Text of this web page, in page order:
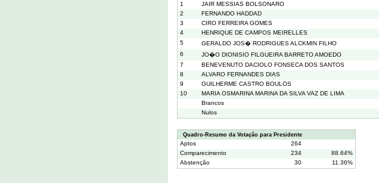
1 JAIR MESSIAS BOLSONARO
2
FERNANDO HADDAD
3
CIRO FERREIRA GOMES
4
HENRIQUE DE CAMPOS MEIRELLES
5
GERALDO JOS� RODRIGUES ALCKMIN FILHO
6
JO�O DIONISIO FILGUEIRA BARRETO AMOEDO
7
BENEVENUTO DACIOLO FONSECA DOS SANTOS
8
ALVARO FERNANDES DIAS
9
GUILHERME CASTRO BOULOS
10
MARIA OSMARINA MARINA DA SILVA VAZ DE LIMA
Brancos
Nulos
Quadro-Resumo da Votação para Presidente
Aptos
264
Comparecimento
234
88.64%
Abstenção
30 11.36%